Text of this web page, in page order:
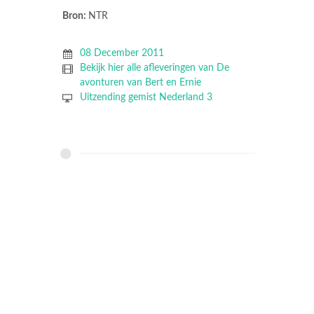
Bron: NTR
08 December 2011
Bekijk hier alle afleveringen van De
avonturen van Bert en Ernie
Uitzending gemist Nederland 3